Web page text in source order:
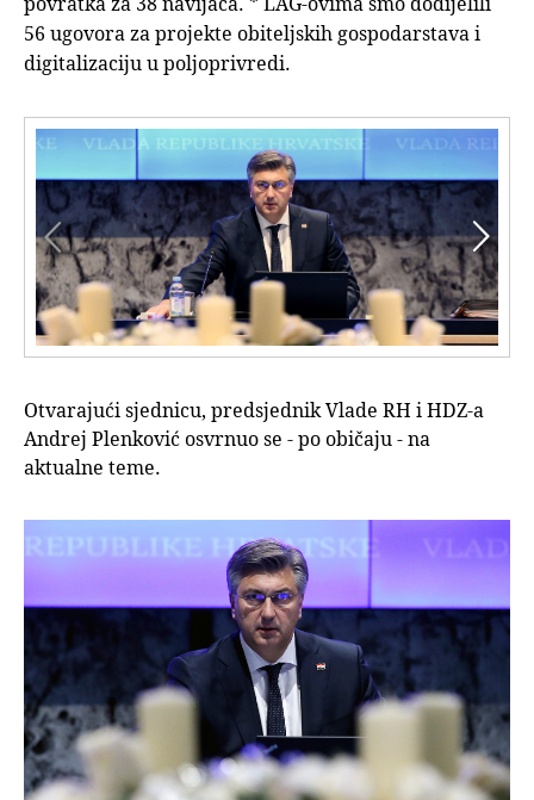
56 ugovora za projekte obiteljskih gospodarstava i
digitalizaciju u poljoprivredi.


Otvarajući sjednicu, predsjednik Vlade RH i HDZ-a
Andrej Plenković osvrnuo se - po običaju - na
aktualne teme.